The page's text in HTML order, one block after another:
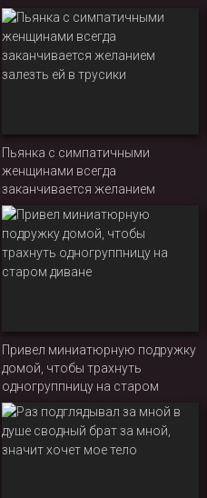
списать ответы по важному
Пьянка с симпатичными
женщинами всегда
заканчивается желанием
залезть ей в трусики
Привел миниатюрную подружку
домой, чтобы трахнуть
одногруппницу на старом
диване